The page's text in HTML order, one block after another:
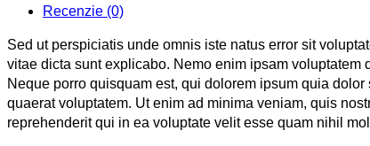
Recenzie (0)
Sed ut perspiciatis unde omnis iste natus error sit
vitae dicta sunt explicabo. Nemo enim ipsam
Neque porro quisquam est, qui dolorem ipsum quia
quaerat voluptatem. Ut enim ad minima veniam, quis
reprehenderit qui in ea voluptate velit esse quam nihil